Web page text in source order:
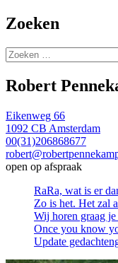
Zoeken
Zoeken
naar:
Robert
Eikenweg 66
1092 CB Amsterdam
00(31)206868677
open op afspraak
RaRa, wat is er
Zo is het. Het zal
Wij horen graag
Once you know
Update